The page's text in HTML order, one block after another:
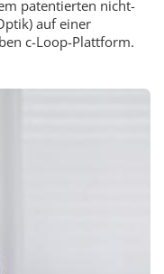
patentierten nicht-
auf einer
c-Loop-Plattform.